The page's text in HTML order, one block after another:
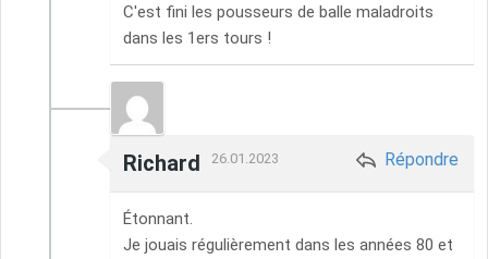
C'est fini les pousseurs de balle maladroits
dans les 1ers tours !
Richard 26.01.2023 Répondre
Étonnant.
Je jouais régulièrement dans les années 80 et